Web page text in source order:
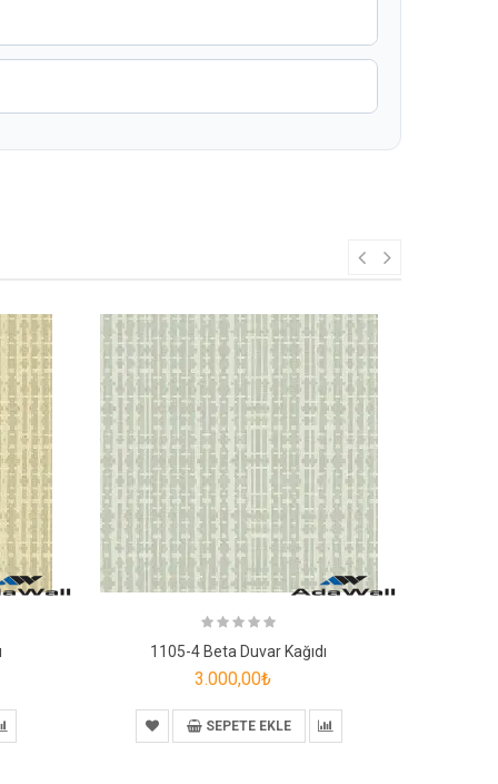
1105-4 Beta Duvar Kağıdı
3.000,00₺
SEPETE EKLE